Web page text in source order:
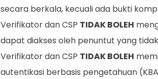
secara berkala, kecuali ada bukti
Verifikator dan CSP TIDAK BOLEH
dapat diakses oleh penuntut yang
Verifikator dan CSP TIDAK BOLEH
autentikasi berbasis pengetahuan